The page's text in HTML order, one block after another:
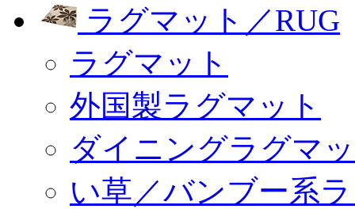
ラグマット／RUG
ラグマット
外国製ラグマット
ダイニングラグマ
い草／バンブー系